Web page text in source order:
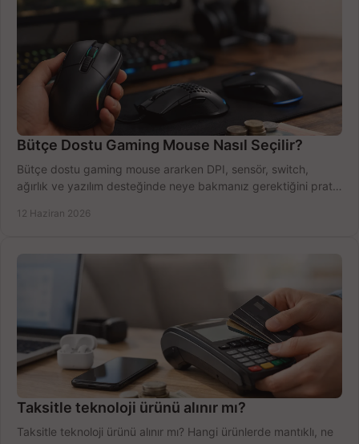
Bütçe Dostu Gaming Mouse Nasıl Seçilir?
Bütçe dostu gaming mouse ararken DPI, sensör, switch,
ağırlık ve yazılım desteğinde neye bakmanız gerektiğini pratik
12 Haziran 2026
Taksitle teknoloji ürünü alınır mı?
Taksitle teknoloji ürünü alınır mı? Hangi ürünlerde mantıklı, ne